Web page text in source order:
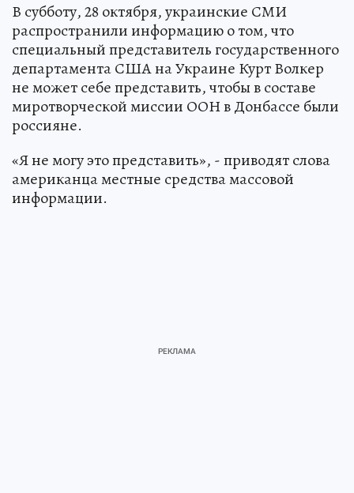
В субботу, 28 октября, украинские СМИ
распространили информацию о том, что
специальный представитель государственного
департамента США на Украине Курт Волкер
не может себе представить, чтобы в составе
миротворческой миссии ООН в Донбассе были
россияне.
«Я не могу это представить», - приводят слова
американца местные средства массовой
информации.